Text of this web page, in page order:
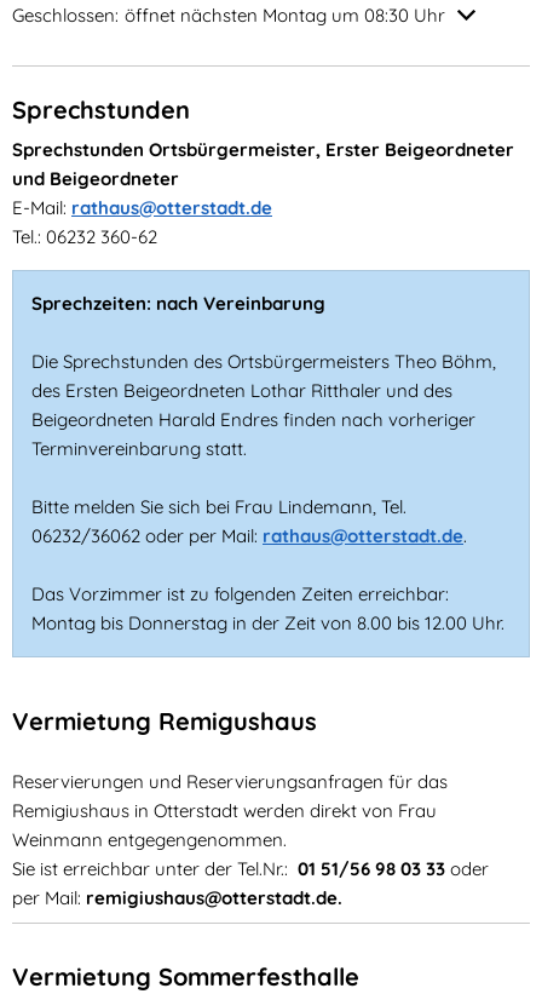
Klicken, um weitere Öffnungs- oder Schließzeiten auszublenden
Geschlossen: öffnet nächsten Montag um 08:30 Uhr
Sprechstunden
Sprechstunden Ortsbürgermeister, Erster Beigeordneter
und Beigeordneter
E-Mail: rathaus@otterstadt.de
Tel.: 06232 360-62
Sprechzeiten: nach Vereinbarung
Die Sprechstunden des Ortsbürgermeisters Theo Böhm,
des Ersten Beigeordneten Lothar Ritthaler und des
Beigeordneten Harald Endres finden nach vorheriger
Terminvereinbarung statt.
Bitte melden Sie sich bei Frau Lindemann, Tel.
06232/36062 oder per Mail: rathaus@otterstadt.de.
Das Vorzimmer ist zu folgenden Zeiten erreichbar:
Montag bis Donnerstag in der Zeit von 8.00 bis 12.00 Uhr.
Vermietung Remigushaus
Reservierungen und Reservierungsanfragen für das
Remigiushaus in Otterstadt werden direkt von Frau
Weinmann entgegengenommen.
Sie ist erreichbar unter der Tel.Nr.: 01 51/56 98 03 33 oder
per Mail: remigiushaus@otterstadt.de.
Vermietung Sommerfesthalle